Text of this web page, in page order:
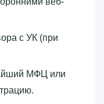
с УК (при
МФЦ или